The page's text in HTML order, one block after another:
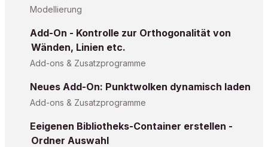
Modellierung
Add-On - Kontrolle zur Orthogonalität von
Wänden, Linien etc.
Add-ons & Zusatzprogramme
Neues Add-On: Punktwolken dynamisch laden
Add-ons & Zusatzprogramme
Eeigenen Bibliotheks-Container erstellen -
Ordner Auswahl